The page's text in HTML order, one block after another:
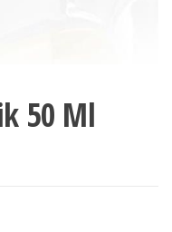
50 Ml